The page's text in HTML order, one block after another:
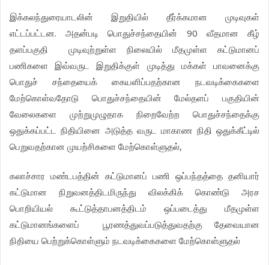
இக்கலந்துரையாடலின் இறுதியில் தீர்க்கமான முடிவுகள்
எட்டப்பட்டன. அதன்படி பொதுச்சந்தையின் 90 வீதமான கீழ்
தளப்பகுதி முடிவுற்றுள்ள நிலையில் மீதமுள்ள கட்டுமானப்
பணிகளை இவ்வருட இறுதிக்குள் முடித்து மக்கள் பாவனைக்கு
பொதுச் சந்தையைக் கையளிப்பதற்கான நடவடிக்கைகளை
மேற்கொள்வதோடு பொதுச்சந்தையின் மேல்தளப் பகுதியின்
வேலைகளை முற்றுமுழுதாக நிறைவேற்ற பொதுச்சந்தைக்கு
ஒதுக்கப்பட்ட நிதியினை அடுத்த வருட மாகாண நிதி ஒதுக்கீட்டில்
பெறுவதற்கான முயற்சிகளை மேற்கொள்ளுதல்,
கலாச்சார மண்டபத்தின் கட்டுமானப் பணி ஒப்பந்தத்தை தனியார்
கட்டுமான நிறுவனத்திடமிருந்து விலக்கிக் கொண்டு அரச
பொறியியல் கூட்டுத்தாபனத்திடம் ஒப்படைத்து மீதமுள்ள
கட்டுமானங்களைப் பூரணத்துவப்படுத்துவதற்கு தேவையான
நிதியை பெற்றுக்கொள்ளும் நடவடிக்கைகளை மேற்கொள்ளுதல்